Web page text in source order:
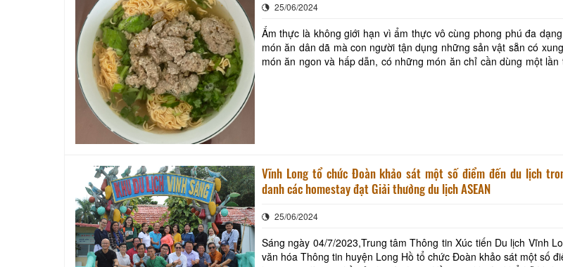
25/06/2024
Ẩm thực là không giới hạn vì ẩm thực vô cùng phong phú đa
món ăn dân dã mà con người tận dụng những sản vật sẵn có
món ăn ngon và hấp dẫn, có những món ăn chỉ cần dùng một lần
Vĩnh Long tổ chức Đoàn khảo sát một số điểm đến du lịch trong khuôn khổ Lễ Vinh
danh các homestay đạt Giải thưởng du lịch ASEAN
25/06/2024
Sáng ngày 04/7/2023,Trung tâm Thông tin Xúc tiến Du lịch Vĩnh
văn hóa Thông tin huyện Long Hồ tổ chức Đoàn khảo sát một số
Khách sạn Phước Thành IV
ONE HOTEL